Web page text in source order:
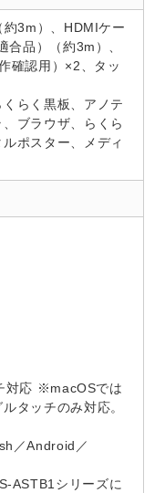
約3m）、HDMIケー
合品）（約3m）、
確認用）×2、タッ
くらく黒板、アノテ
ブラウザ、らくら
ポスター、メディ
対応 ※macOSでは
タッチのみ対応。
／Android／
ASTB1シリーズに